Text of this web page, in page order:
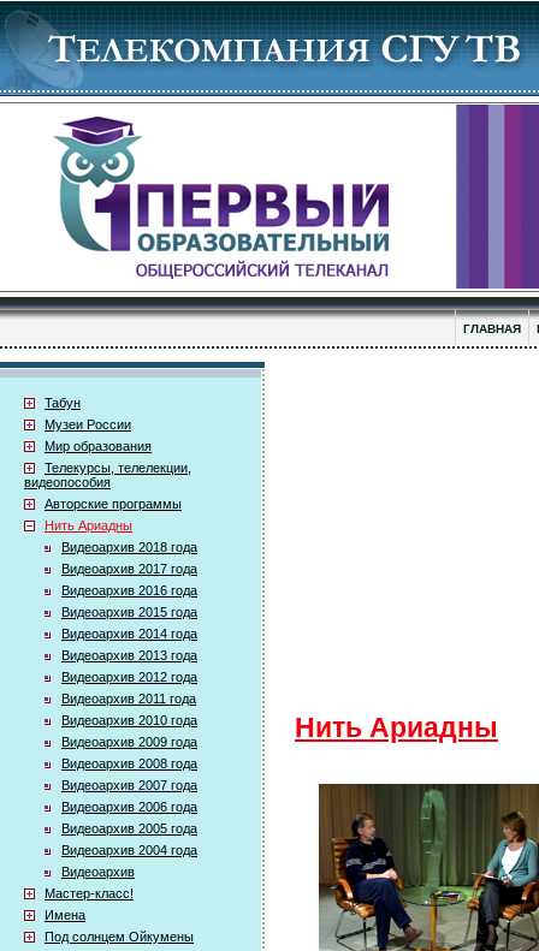
ГЛАВНАЯ
Табун
Музеи России
Мир образования
Телекурсы, телелекции,
видеопособия
Авторские программы
Нить Ариадны
Видеоархив 2018 года
Видеоархив 2017 года
Видеоархив 2016 года
Видеоархив 2015 года
Видеоархив 2014 года
Видеоархив 2013 года
Видеоархив 2012 года
Видеоархив 2011 года
Видеоархив 2010 года
Видеоархив 2009 года
Видеоархив 2008 года
Видеоархив 2007 года
Видеоархив 2006 года
Видеоархив 2005 года
Видеоархив 2004 года
Видеоархив
Мастер-класс!
Имена
Под солнцем Ойкумены
Нить Ариадны